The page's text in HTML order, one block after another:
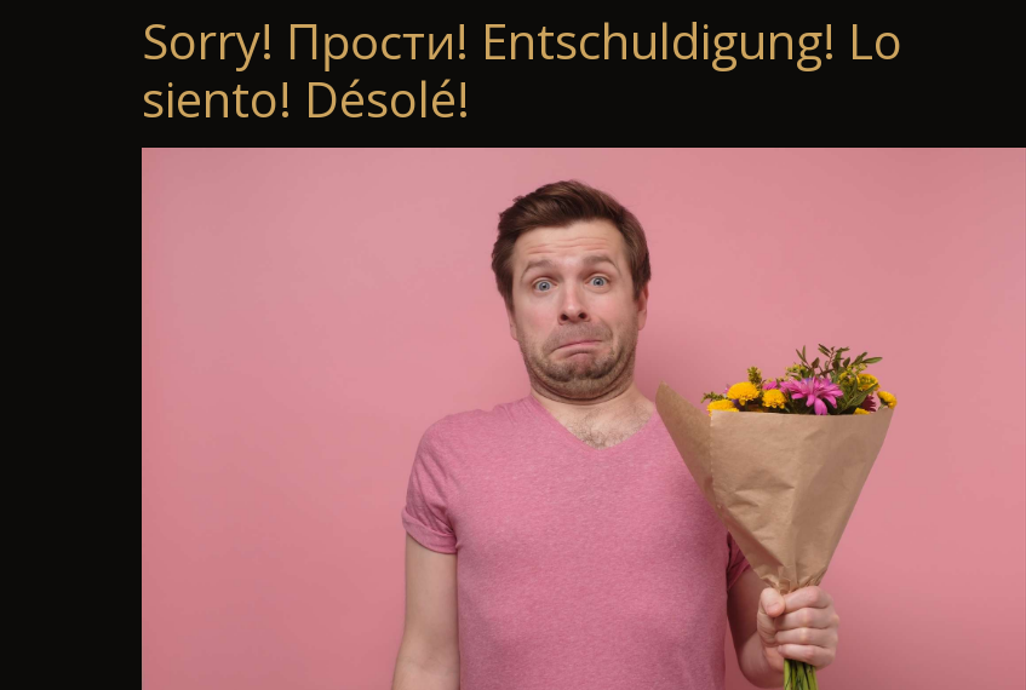
Sorry! Прости! Entschuldigung! Lo
siento! Désolé!